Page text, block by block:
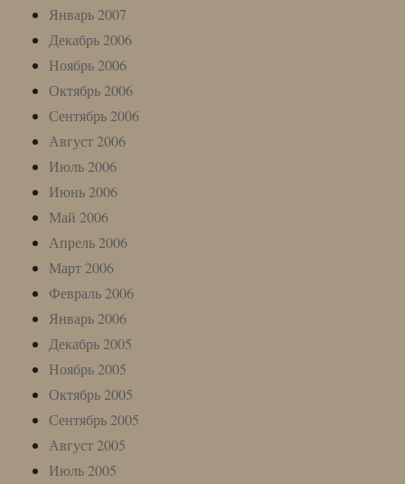
Январь 2007
Декабрь 2006
Ноябрь 2006
Октябрь 2006
Сентябрь 2006
Август 2006
Июль 2006
Июнь 2006
Май 2006
Апрель 2006
Март 2006
Февраль 2006
Январь 2006
Декабрь 2005
Ноябрь 2005
Октябрь 2005
Сентябрь 2005
Август 2005
Июль 2005